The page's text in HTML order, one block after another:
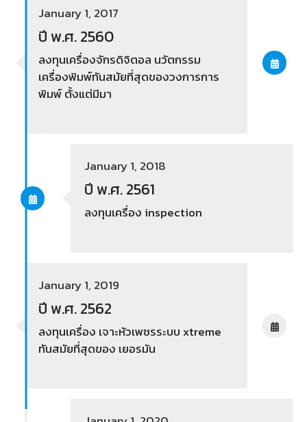
January 1, 2017
ปี พ.ศ. 2560
ลงทุนเครื่องจักรดิจิตอล นวัตกรรม
เครื่องพิมพ์ทันสมัยที่สุดของวงการการ
พิมพ์ ตั้งแต่มีมา
January 1, 2018
ปี พ.ศ. 2561
ลงทุนเครื่อง inspection
January 1, 2019
ปี พ.ศ. 2562
ลงทุนเครื่อง เจาะหัวเพชรระบบ xtreme
ทันสมัยที่สุดของ เยอรมัน